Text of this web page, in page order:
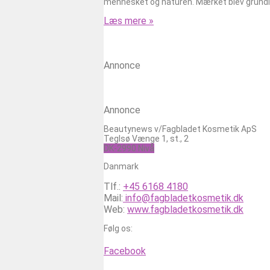
Læs mere »
Annonce
Annonce
Beautynews v/Fagbladet Kosmetik ApS
Teglsø Vænge 1, st., 2
DK-2990 Nivå
Danmark
Tlf.: +45 6168 4180
Mail: info@fagbladetkosmetik.dk
Web: www.fagbladetkosmetik.dk
Følg os:
Facebook